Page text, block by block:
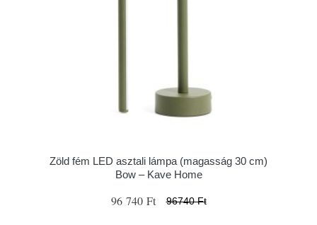
Zöld fém LED asztali lámpa (magasság 30 cm)
Bow – Kave Home
96 740 Ft 96740 Ft